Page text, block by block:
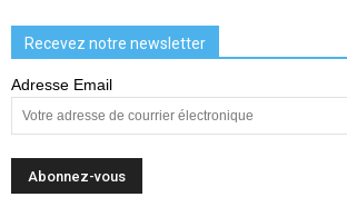
Recevez notre newsletter
Adresse Email